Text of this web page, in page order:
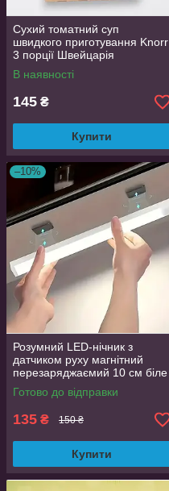
Сухий томатний суп
швидкого приготування Knorr
3 порції Швейцарія
В наявності
145 ₴
Купити
–10%
Розумний LED-нічник з
датчиком руху магнітний
перезаряджаємий 10 см біле
світло
Готово до відправки
135 ₴ 150 ₴
Купити